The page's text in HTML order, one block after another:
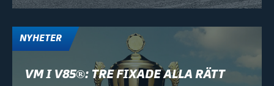
NYHETER
VM I V85®: TRE FIXADE ALLA RÄTT